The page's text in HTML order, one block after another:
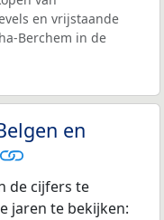
en vrijstaande
Berchem in de
en
de cijfers te
jaren te bekijken: